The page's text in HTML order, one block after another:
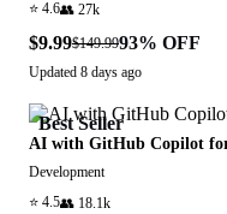
⭐ 4.6👥 27k
$9.99$149.9993% OFF
Updated 8 days ago
Best Seller
AI with GitHub Copilot
Development
⭐ 4.5👥 18.1k